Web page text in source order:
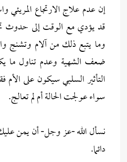
إن عدم علاج الارتجاع المريئي
قد يؤدي مع الوقت إلى حدوث
وما يتبع ذلك من آلام وتشنج
ضعف الشهية وعدم تناول ما
التأثير السلبي سيكون على الأم
سواء عولجت الحالة أم لم تعالج.
نسأل الله -عز وجل- أن يمن
دائما.